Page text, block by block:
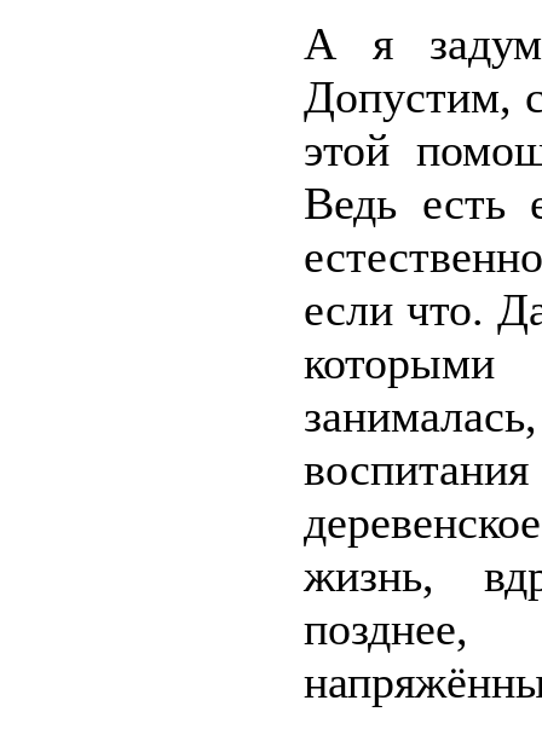
А я
Допустим,
этой
Ведь есть
если что.
жизнь,